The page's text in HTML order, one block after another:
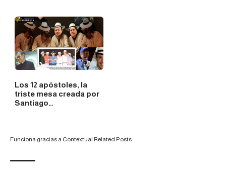
Los 12 apóstoles, la
triste mesa creada por
Santiago…
Funciona gracias a Contextual Related Posts